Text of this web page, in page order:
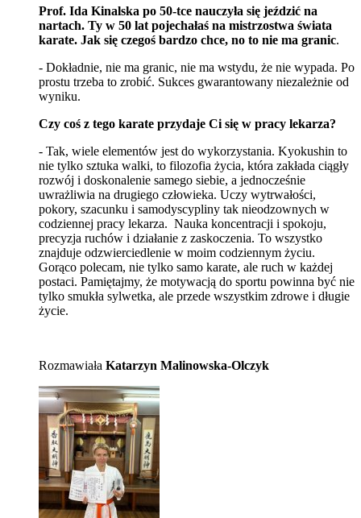
Prof. Ida Kinalska po 50-tce nauczyła się jeździć na
nartach. Ty w 50 lat pojechałaś na mistrzostwa świata
karate. Jak się czegoś bardzo chce, no to nie ma granic.
- Dokładnie, nie ma granic, nie ma wstydu, że nie wypada. Po
prostu trzeba to zrobić. Sukces gwarantowany niezależnie od
wyniku.
Czy coś z tego karate przydaje Ci się w pracy lekarza?
- Tak, wiele elementów jest do wykorzystania. Kyokushin to
nie tylko sztuka walki, to filozofia życia, która zakłada ciągły
rozwój i doskonalenie samego siebie, a jednocześnie
uwrażliwia na drugiego człowieka. Uczy wytrwałości,
pokory, szacunku i samodyscypliny tak nieodzownych w
codziennej pracy lekarza. Nauka koncentracji i spokoju,
precyzja ruchów i działanie z zaskoczenia. To wszystko
znajduje odzwierciedlenie w moim codziennym życiu.
Gorąco polecam, nie tylko samo karate, ale ruch w każdej
postaci. Pamiętajmy, że motywacją do sportu powinna być nie
tylko smukła sylwetka, ale przede wszystkim zdrowe i długie
życie.
Rozmawiała Katarzyn Malinowska-Olczyk